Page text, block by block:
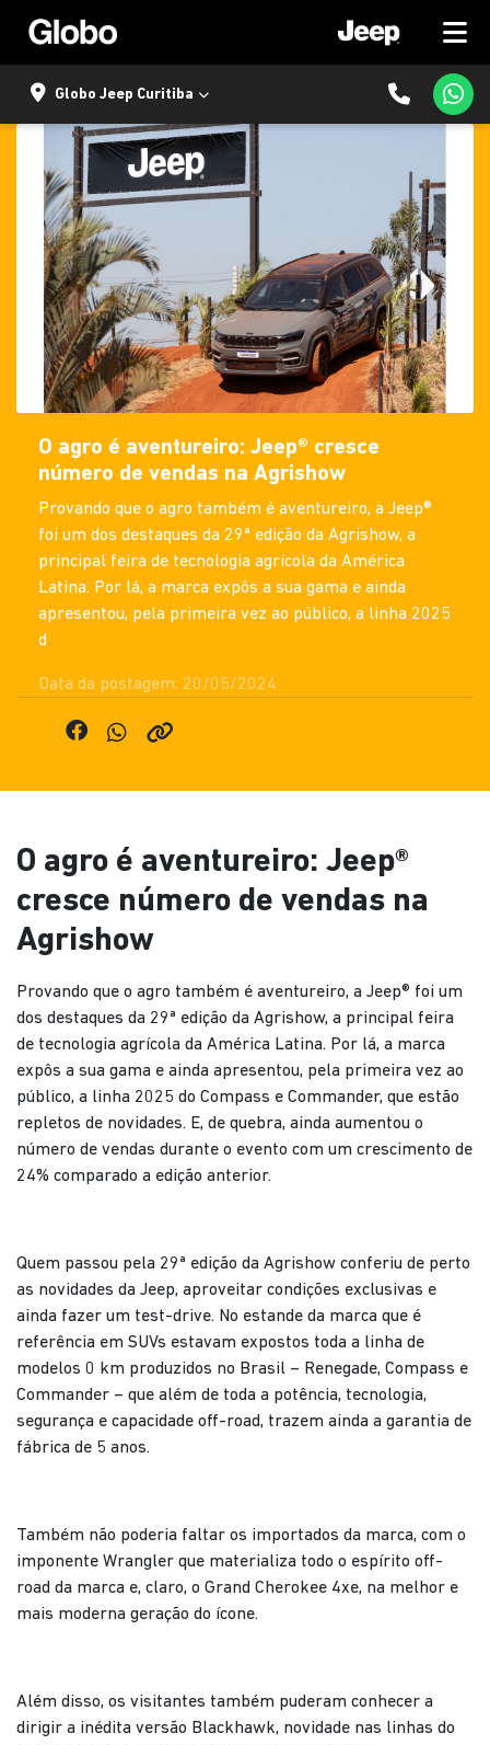
Globo Jeep Curitiba
O agro é aventureiro: Jeep® cresce
número de vendas na Agrishow
Provando que o agro também é aventureiro, a Jeep®
foi um dos destaques da 29ª edição da Agrishow, a
principal feira de tecnologia agrícola da América
Latina. Por lá, a marca expôs a sua gama e ainda
apresentou, pela primeira vez ao público, a linha 2025
d
Data da postagem: 20/05/2024
O agro é aventureiro: Jeep®
cresce número de vendas na
Agrishow
Provando que o agro também é aventureiro, a Jeep® foi um
dos destaques da 29ª edição da Agrishow, a principal feira
de tecnologia agrícola da América Latina. Por lá, a marca
expôs a sua gama e ainda apresentou, pela primeira vez ao
público, a linha 2025 do Compass e Commander, que estão
repletos de novidades. E, de quebra, ainda aumentou o
número de vendas durante o evento com um crescimento de
24% comparado a edição anterior.
Quem passou pela 29ª edição da Agrishow conferiu de perto
as novidades da Jeep, aproveitar condições exclusivas e
ainda fazer um test-drive. No estande da marca que é
referência em SUVs estavam expostos toda a linha de
modelos 0 km produzidos no Brasil – Renegade, Compass e
Commander – que além de toda a potência, tecnologia,
segurança e capacidade off-road, trazem ainda a garantia de
fábrica de 5 anos.
Também não poderia faltar os importados da marca, com o
imponente Wrangler que materializa todo o espírito off-
road da marca e, claro, o Grand Cherokee 4xe, na melhor e
mais moderna geração do ícone.
Além disso, os visitantes também puderam conhecer a
dirigir a inédita versão Blackhawk, novidade nas linhas do